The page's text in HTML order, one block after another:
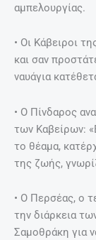
αμπελουργίας.
• Οι Κάβειροι
και σαν
ναυάγια
• Ο Πίνδαρος
των Καβείρων:
το θέαμα,
της ζωής,
• Ο Περσέας, ο
την διάρκεια
Σαμοθράκη για